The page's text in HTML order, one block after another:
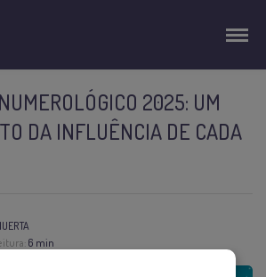
2025: UM
DA INFLUÊNCIA DE CADA
6 min